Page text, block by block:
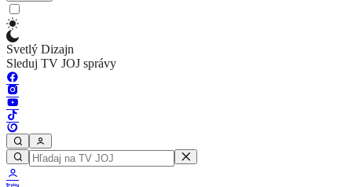
Svetlý Dizajn
Sleduj TV JOJ správy